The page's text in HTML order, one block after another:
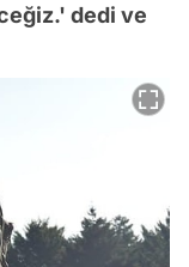
dedi ve